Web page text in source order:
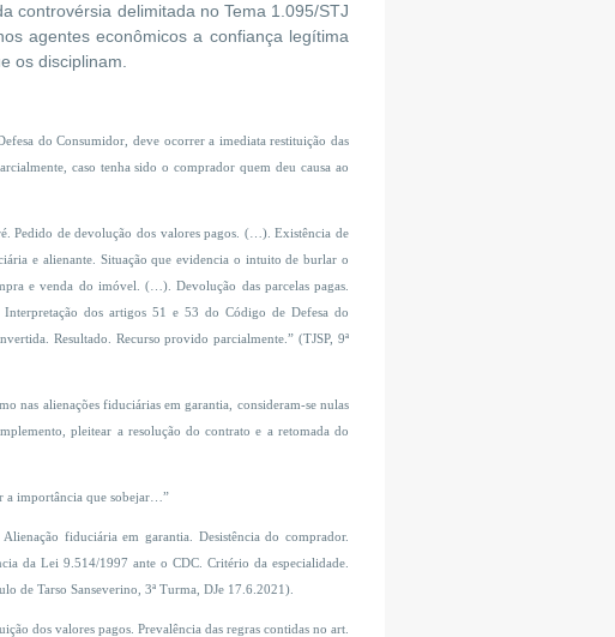
controvérsia delimitada no Tema 1.095/STJ
agentes econômicos a confiança legítima
os disciplinam.
do Consumidor, deve ocorrer a imediata restituição das
caso tenha sido o comprador quem deu causa ao
Pedido de devolução dos valores pagos. (…). Existência de
e alienante. Situação que evidencia o intuito de burlar o
e venda do imóvel. (…). Devolução das parcelas pagas.
dos artigos 51 e 53 do Código de Defesa do
Resultado. Recurso provido parcialmente.” (TJSP, 9ª
nas alienações fiduciárias em garantia, consideram-se nulas
pleitear a resolução do contrato e a retomada do
a importância que sobejar…”
fiduciária em garantia. Desistência do comprador.
da Lei 9.514/1997 ante o CDC. Critério da especialidade.
de Tarso Sanseverino, 3ª Turma, DJe 17.6.2021).
dos valores pagos. Prevalência das regras contidas no art.